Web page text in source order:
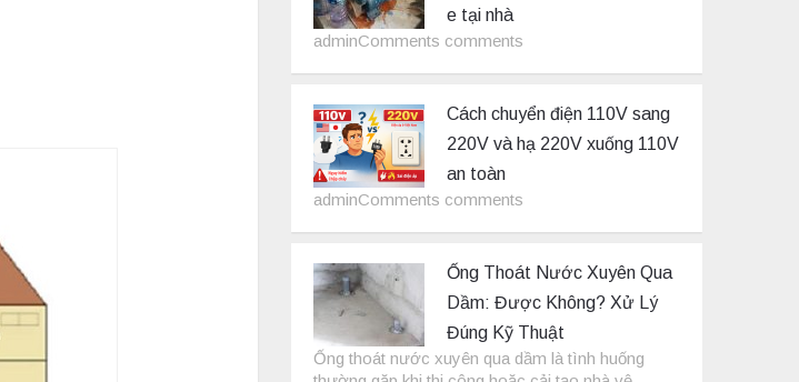
e tại nhà
adminComments comments
Cách chuyển điện 110V sang
220V và hạ 220V xuống 110V
an toàn
adminComments comments
Ống Thoát Nước Xuyên Qua
Dầm: Được Không? Xử Lý
Đúng Kỹ Thuật
Ống thoát nước xuyên qua dầm là tình huống